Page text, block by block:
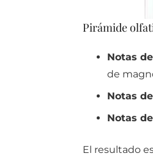
Pirámide
Notas
de
Notas
Notas
El resultado